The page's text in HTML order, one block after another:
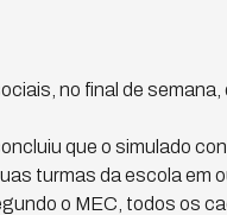
no final de semana,
que o simulado
turmas da escola em
o MEC, todos os